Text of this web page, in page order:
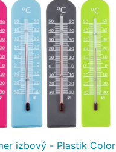
izbový - Plastik Color